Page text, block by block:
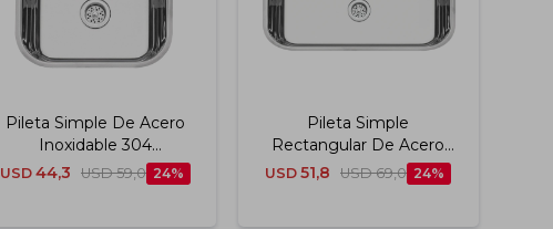
Pileta Simple De Acero
Inoxidable 304
Terminación Semi Brilllo
40x34 Cm Tramontina
USD 44,3 USD 59,0 24
Pileta Simple
Rectangular De Acero
Inoxidable 304
Terminación Brillo 56x34
USD 51,8 USD 69,0 24